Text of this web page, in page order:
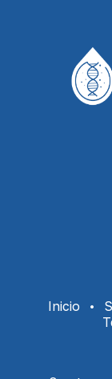
Inicio •